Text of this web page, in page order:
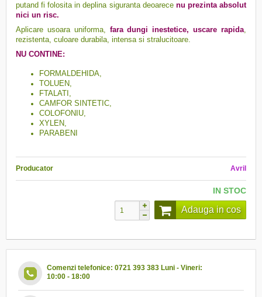
putand fi folosita in deplina siguranta deoarece nu prezinta absolut
nici un risc.
Aplicare usoara uniforma, fara dungi inestetice, uscare rapida,
rezistenta, culoare durabila, intensa si stralucitoare.
NU CONTINE:
FORMALDEHIDA,
TOLUEN,
FTALATI,
CAMFOR SINTETIC,
COLOFONIU,
XYLEN,
PARABENI
Producator Avril
IN STOC
Adauga in cos
Comenzi telefonice: 0721 393 383 Luni - Vineri:
10:00 - 18:00